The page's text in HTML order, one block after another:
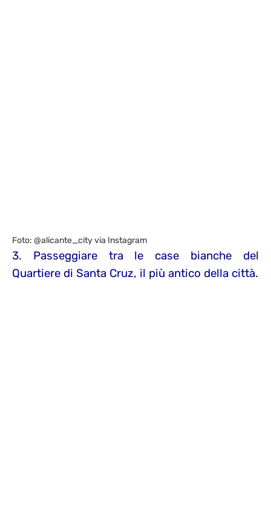
Foto: @alicante_city via Instagram
3. Passeggiare tra le case bianche del
Quartiere di Santa Cruz, il più antico della città.